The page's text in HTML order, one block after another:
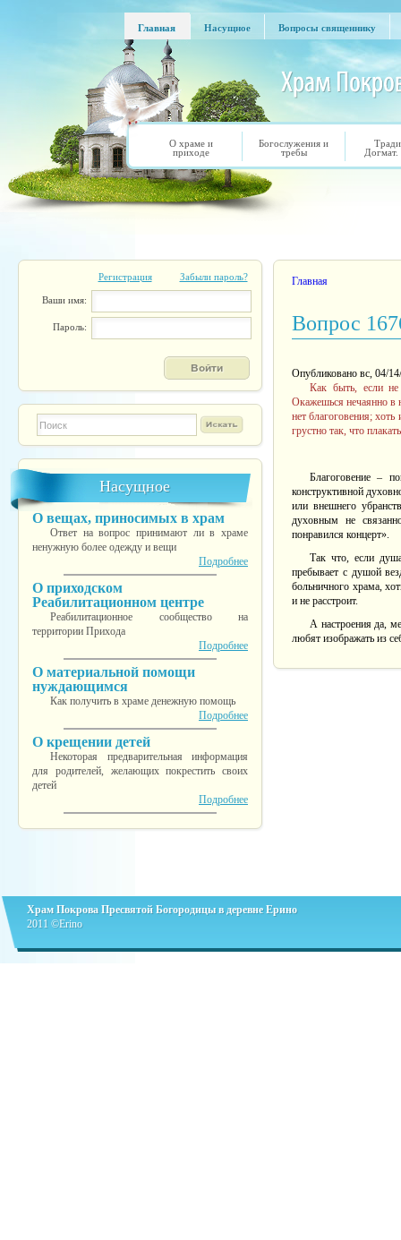
Главная
Главная
Насущное Вопросы священнику
Вопросы священнику
О храме и
приходе
Богослужения и
требы
Регистрация Забыли пароль?
Ваши имя:
Пароль:
Форма поиска
TESTINS
Насущное
О вещах, приносимых в храм
Ответ на вопрос принимают ли в храме
ненужную более одежду и вещи
Подробнее
О приходском
Реабилитационном центре
Реабилитационное сообщество на
территории Прихода
Подробнее
О материальной помощи
нуждающимся
Как получить в храме денежную помощь
Подробнее
О крещении детей
Некоторая предварительная информация
для родителей, желающих покрестить своих
детей
Подробнее
Вы здесь
Главная
Вопрос
Опубликовано вс, 04/
Как быть, если
Окажешься нечаянно в
нет благоговения;
грустно так, что
Благоговение –
конструктивной
или внешнего
духовным не
понравился концерт».
Так что, если
пребывает с душой
больничного храма,
и не расстроит.
А настроения да,
любят изображать из
Храм Покрова Пресвятой Богородицы в деревне Ерино
2011 ©Erino